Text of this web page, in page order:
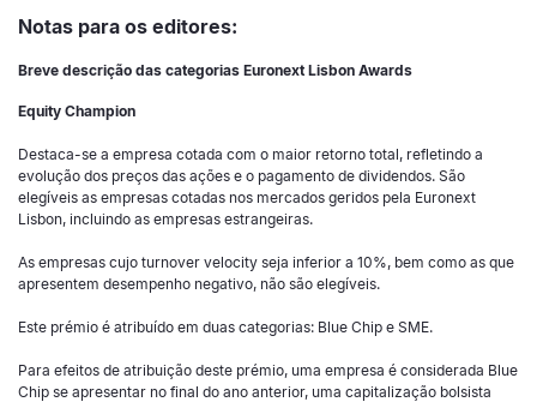
Notas para os editores:
Breve descrição das categorias Euronext Lisbon Awards
Equity Champion
Destaca-se a empresa cotada com o maior retorno total, refletindo a
evolução dos preços das ações e o pagamento de dividendos. São
elegíveis as empresas cotadas nos mercados geridos pela Euronext
Lisbon, incluindo as empresas estrangeiras.
As empresas cujo turnover velocity seja inferior a 10%, bem como as que
apresentem desempenho negativo, não são elegíveis.
Este prémio é atribuído em duas categorias: Blue Chip e SME.
Para efeitos de atribuição deste prémio, uma empresa é considerada Blue
Chip se apresentar no final do ano anterior, uma capitalização bolsista